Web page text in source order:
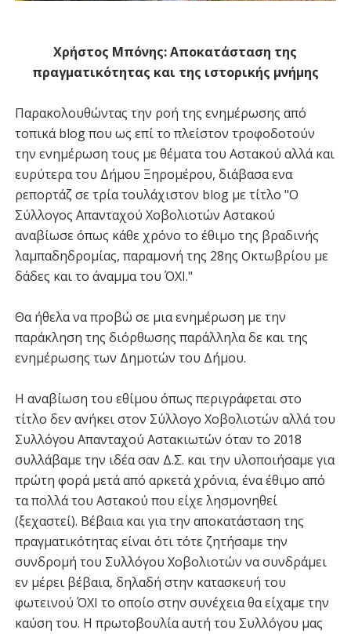
Χρήστος Μπόνης: Αποκατάσταση της
πραγματικότητας και της ιστορικής μνήμης
Παρακολουθώντας την ροή της ενημέρωσης από
τοπικά blog που ως επί το πλείστον τροφοδοτούν
την ενημέρωση τους με θέματα του Αστακού αλλά και
ευρύτερα του Δήμου Ξηρομέρου, διάβασα ενα
ρεπορτάζ σε τρία τουλάχιστον blog με τίτλο "Ο
Σύλλογος Απανταχού Χοβολιοτών Αστακού
αναβίωσε όπως κάθε χρόνο το έθιμο της βραδινής
λαμπαδηδρομίας, παραμονή της 28ης Οκτωβρίου με
δάδες και το άναμμα του ΌΧΙ."
Θα ήθελα να προβώ σε μια ενημέρωση με την
παράκληση της διόρθωσης παράλληλα δε και της
ενημέρωσης των Δημοτών του Δήμου.
Η αναβίωση του εθίμου όπως περιγράφεται στο
τίτλο δεν ανήκει στον Σύλλογο Χοβολιοτών αλλά του
Συλλόγου Απανταχού Αστακιωτών όταν το 2018
συλλάβαμε την ιδέα σαν Δ.Σ. και την υλοποιήσαμε για
πρώτη φορά μετά από αρκετά χρόνια, ένα έθιμο από
τα πολλά του Αστακού που είχε λησμονηθεί
(ξεχαστεί). Βέβαια και για την αποκατάσταση της
πραγματικότητας είναι ότι τότε ζητήσαμε την
συνδρομή του Συλλόγου Χοβολιοτών να συνδράμει
εν μέρει βέβαια, δηλαδή στην κατασκευή του
φωτεινού ΌΧΙ το οποίο στην συνέχεια θα είχαμε την
καύση του. Η πρωτοβουλία αυτή του Συλλόγου μας